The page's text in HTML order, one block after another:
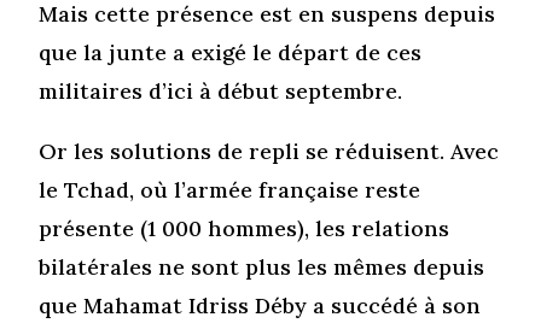
Mais cette présence est en suspens depuis
que la junte a exigé le départ de ces
militaires d’ici à début septembre.
Or les solutions de repli se réduisent. Avec
le Tchad, où l’armée française reste
présente (1 000 hommes), les relations
bilatérales ne sont plus les mêmes depuis
que Mahamat Idriss Déby a succédé à son